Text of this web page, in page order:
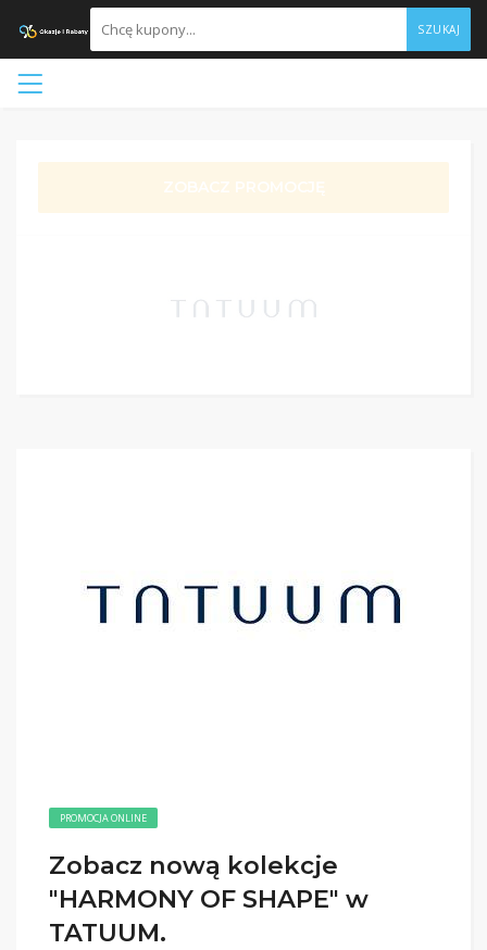
SZUKAJ
ZOBACZ PROMOCJĘ
PROMOCJA ONLINE
Zobacz nową kolekcje
"HARMONY OF SHAPE" w
TATUUM.